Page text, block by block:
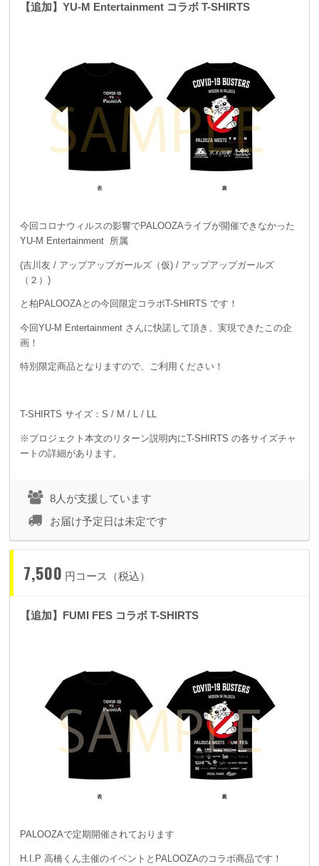
【追加】YU-M Entertainment コラボ T-SHIRTS
今回コロナウィルスの影響でPALOOZAライブが開催できなかった
YU-M Entertainment 所属
(吉川友 / アップアップガールズ（仮) / アップアップガールズ
（２）)
と柏PALOOZAとの今回限定コラボT-SHIRTS です！
今回YU-M Entertainment さんに快諾して頂き、実現できたこの企
画！
特別限定商品となりますので、ご利用ください！
T-SHIRTS サイズ：S / M / L / LL
※プロジェクト本文のリターン説明内にT-SHIRTS の各サイズチャ
ートの詳細があります。
8人が支援しています
お届け予定日は未定です
7,500 円コース（税込）
【追加】FUMI FES コラボ T-SHIRTS
PALOOZAで定期開催されております
H.I.P 高橋くん主催のイベントとPALOOZAのコラボ商品です！